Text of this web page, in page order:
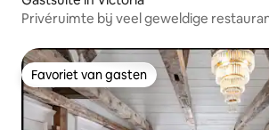
Privéruimte bij veel geweldige
Favoriet van gasten
Favoriet van gasten